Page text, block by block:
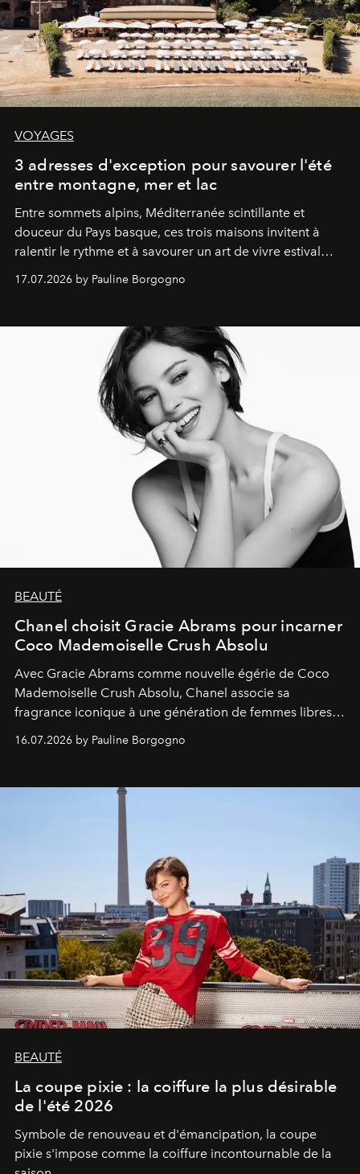
VOYAGES
3 adresses d'exception pour savourer l'été
entre montagne, mer et lac
Entre sommets alpins, Méditerranée scintillante et
douceur du Pays basque, ces trois maisons invitent à
ralentir le rythme et à savourer un art de vivre estival
aussi raffiné qu'inspirant.
17.07.2026 by Pauline Borgogno
BEAUTÉ
Chanel choisit Gracie Abrams pour incarner
Coco Mademoiselle Crush Absolu
Avec Gracie Abrams comme nouvelle égérie de Coco
Mademoiselle Crush Absolu, Chanel associe sa
fragrance iconique à une génération de femmes libres,
audacieuses et instinctivement élégantes.
16.07.2026 by Pauline Borgogno
BEAUTÉ
La coupe pixie : la coiffure la plus désirable
de l'été 2026
Symbole de renouveau et d'émancipation, la coupe
pixie s'impose comme la coiffure incontournable de la